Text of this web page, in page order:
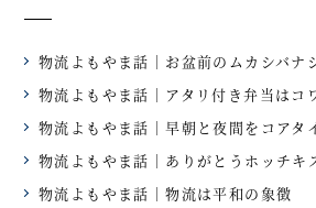
物流よもやま話｜お盆前のムカシバナ
物流よもやま話｜アタリ付き弁当はコ
物流よもやま話｜早朝と夜間をコアタ
物流よもやま話｜ありがとうホッチキ
物流よもやま話｜物流は平和の象徴